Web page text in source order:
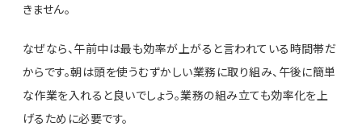
きません。
なぜなら、午前中は最も効率が上がると言われている時間帯だ
からです。朝は頭を使うむずかしい業務に取り組み、午後に簡単
な作業を入れると良いでしょう。業務の組み立ても効率化を上
げるために必要です。